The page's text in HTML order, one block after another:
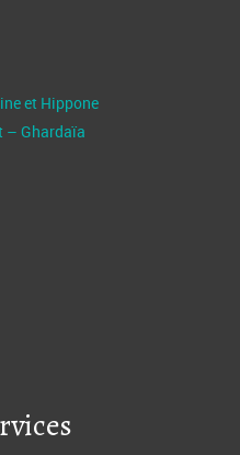
et Hippone
– Ghardaïa